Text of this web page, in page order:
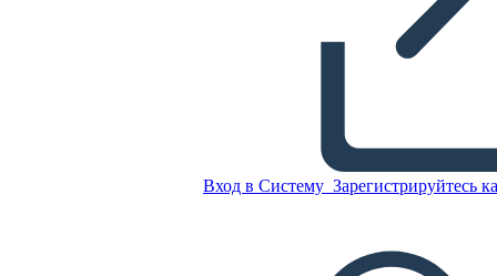
Вход в Систему Зарегистрируйтесь